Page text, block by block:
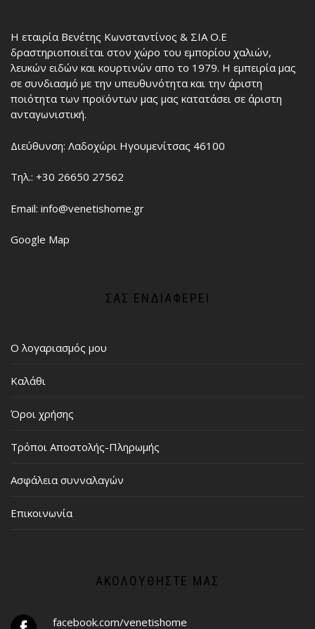
Η εταιρία Βενέτης Κωνσταντίνος & ΣΙΑ Ο.Ε
δραστηριοποιείται στον χώρο του εμπορίου χαλιών,
λευκών ειδών και κουρτινών απο το 1979. Η εμπειρία μας
σε συνδιασμό με την υπευθυνότητα και την άριστη
ποιότητα των προϊόντων μας μας κατατάσει σε άριστη
ανταγωνιστική.
Διεύθυνση: Λαδοχώρι Ηγουμενίτσας 46100
Τηλ.: +30 26650 27562
Email: info@venetishome.gr
Google Map
ΣΑΣ ΕΝΔΙΑΦΈΡΕΙ
Ο λογαριασμός μου
Καλάθι
Όροι χρήσης
Τρόποι Αποστολής-Πληρωμής
Ασφάλεια συνναλαγών
Επικοινωνία
ΑΚΟΛΟΥΘΉΣΤΕ ΜΑΣ
facebook.com/venetishome